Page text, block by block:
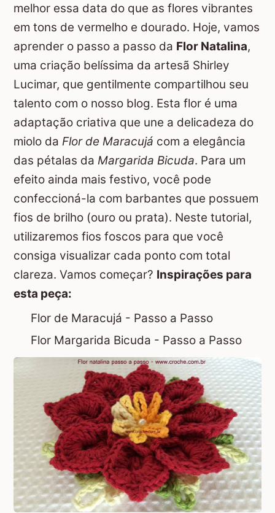
melhor essa data do que as flores vibrantes
em tons de vermelho e dourado. Hoje, vamos
aprender o passo a passo da Flor Natalina,
uma criação belíssima da artesã Shirley
Lucimar, que gentilmente compartilhou seu
talento com o nosso blog. Esta flor é uma
adaptação criativa que une a delicadeza do
miolo da Flor de Maracujá com a elegância
das pétalas da Margarida Bicuda. Para um
efeito ainda mais festivo, você pode
confeccioná-la com barbantes que possuem
fios de brilho (ouro ou prata). Neste tutorial,
utilizaremos fios foscos para que você
consiga visualizar cada ponto com total
clareza. Vamos começar? Inspirações para
esta peça:
Flor de Maracujá - Passo a Passo
Flor Margarida Bicuda - Passo a Passo